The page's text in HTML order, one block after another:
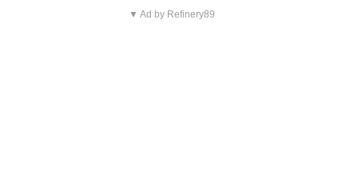
▼ Ad by Refinery89